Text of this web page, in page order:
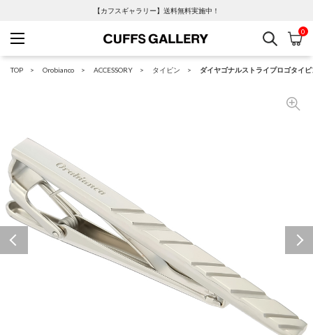
【カフスギャラリー】送料無料実施中！
Cuffs Gallery
検索 カ
0
TOP Orobianco ACCESSORY タイピン ダイヤゴナルストライプロゴタイピ
Previous